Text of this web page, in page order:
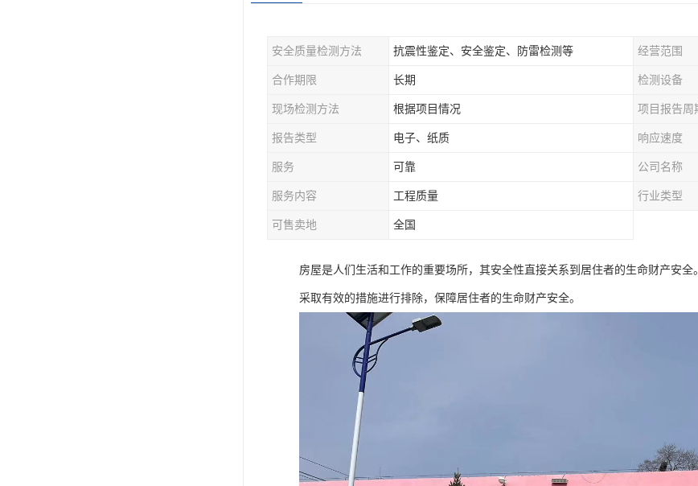
安全质量检测方法 抗震性鉴定、安全鉴定、防雷检测等 经营范围
合作期限 长期 检测设备
现场检测方法 根据项目情况 项目报告周
报告类型 电子、纸质 响应速度
服务 可靠 公司名称
服务内容 工程质量 行业类型
可售卖地 全国
房屋是人们生活和工作的重要场所，其安全性直接关系到居住者的生命财产安
采取有效的措施进行排除，保障居住者的生命财产安全。